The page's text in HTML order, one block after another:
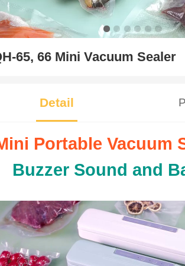
65, 66 Mini Vacuum Sealer
Detail
Portable Vacuum
Buzzer Sound and